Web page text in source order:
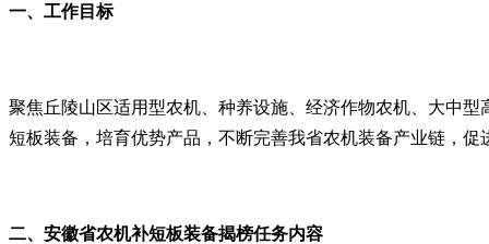
一、工作目标
聚焦丘陵山区适用型农机、种养设施、经济作物农机、大中
短板装备，培育优势产品，不断完善我省农机装备产业链，促
二、安徽省农机补短板装备揭榜任务内容